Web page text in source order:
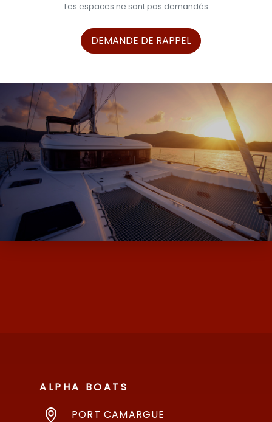
Les espaces ne sont pas demandés.
DEMANDE DE RAPPEL
ALPHA BOATS, L’EXPERT DES BATEAUX
D’OCCASION ET NEUF AVEC SES MARQUES
DE MOODY ET MILLIKAN…
ALPHA BOATS
PORT CAMARGUE